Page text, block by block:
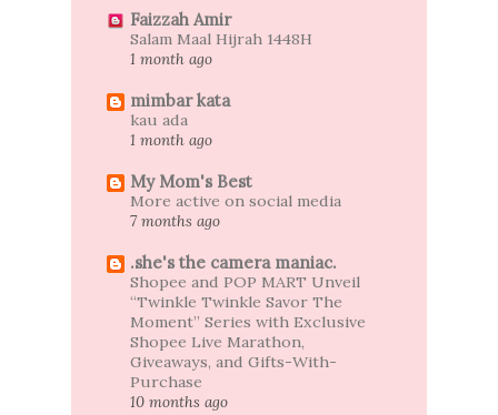
Faizzah Amir
Salam Maal Hijrah 1448H
1 month ago
mimbar kata
kau ada
1 month ago
My Mom's Best
More active on social media
7 months ago
.she's the camera maniac.
Shopee and POP MART Unveil
“Twinkle Twinkle Savor The
Moment” Series with Exclusive
Shopee Live Marathon,
Giveaways, and Gifts-With-
Purchase
10 months ago